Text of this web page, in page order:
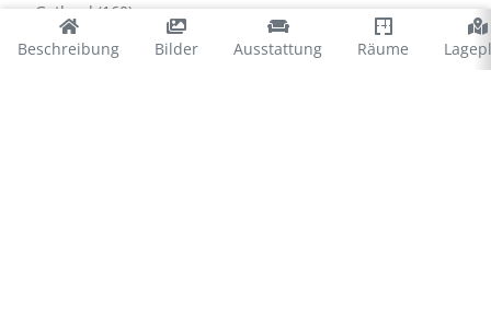
Beschreibung Bilder Ausstattung Räume
Gotland (160)
Öland (291)